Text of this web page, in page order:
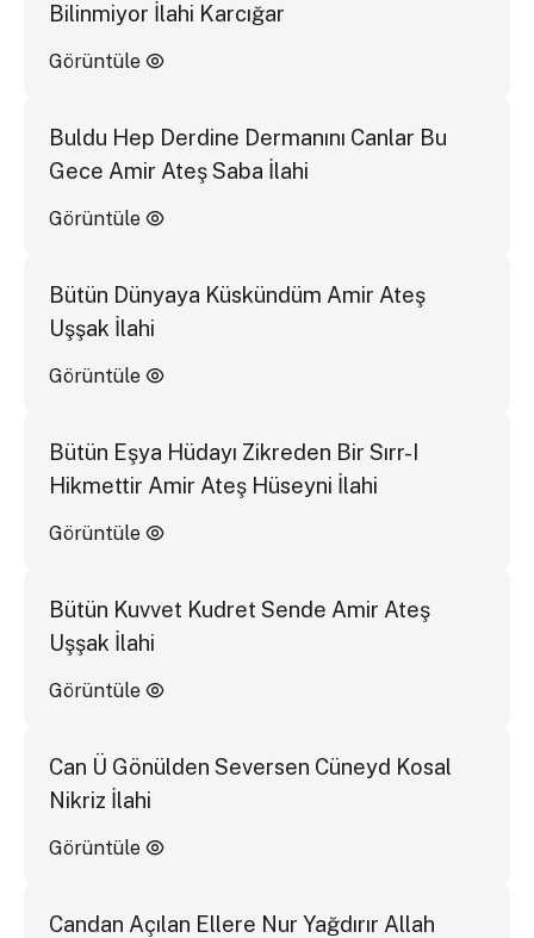
Bilinmiyor İlahi Karcığar
Görüntüle
Buldu Hep Derdine Dermanını Canlar Bu
Gece Amir Ateş Saba İlahi
Görüntüle
Bütün Dünyaya Küskündüm Amir Ateş
Uşşak İlahi
Görüntüle
Bütün Eşya Hüdayı Zikreden Bir Sırr-I
Hikmettir Amir Ateş Hüseyni İlahi
Görüntüle
Bütün Kuvvet Kudret Sende Amir Ateş
Uşşak İlahi
Görüntüle
Can Ü Gönülden Seversen Cüneyd Kosal
Nikriz İlahi
Görüntüle
Candan Açılan Ellere Nur Yağdırır Allah